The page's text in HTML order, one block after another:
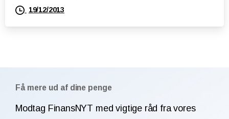
19/12/2013
Få mere ud af dine penge
Modtag FinansNYT med vigtige råd fra vores